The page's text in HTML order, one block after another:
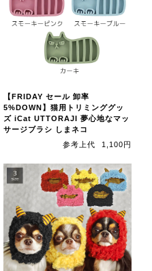
【FRIDAY セール 卸率
5%DOWN】猫用トリミンググッ
ズ iCat UTTORAJI 夢心地なマッ
サージブラシ しまネコ
参考上代
1,100円